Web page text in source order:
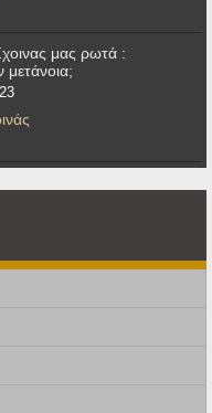
μας ρωτά :
μετάνοια;